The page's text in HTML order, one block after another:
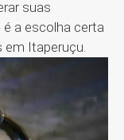
suas
é a escolha certa
em Itaperuçu.